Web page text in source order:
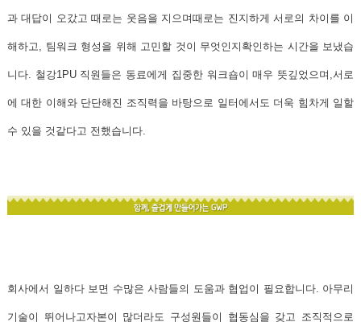
과 대답이 오갔고 때로는 웃음을 지으며때로는 진지하게 서로의 차이를 이
해하고, 팀워크 형성을 위해 고민할 것이 무엇인지확인하는 시간을 보냈습
니다. 철강1PU 직원들은 동료에게 집중한 워크숍이 매우 뜻깊었으며,서로
에 대한 이해와 단단해진 조직력을 바탕으로 일터에서도 더욱 힘차게 일할
수 있을 것같다고 전했습니다.
회사에서 일하다 보면 수많은 사람들의 도움과 협업이 필요합니다. 아무리
기술이 뛰어나고자본이 많더라도 구성원들이 협동심을 갖고 조직적으로